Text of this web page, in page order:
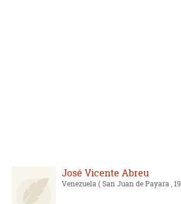
José Vicente Abreu
Venezuela( San Juan de Payara ,